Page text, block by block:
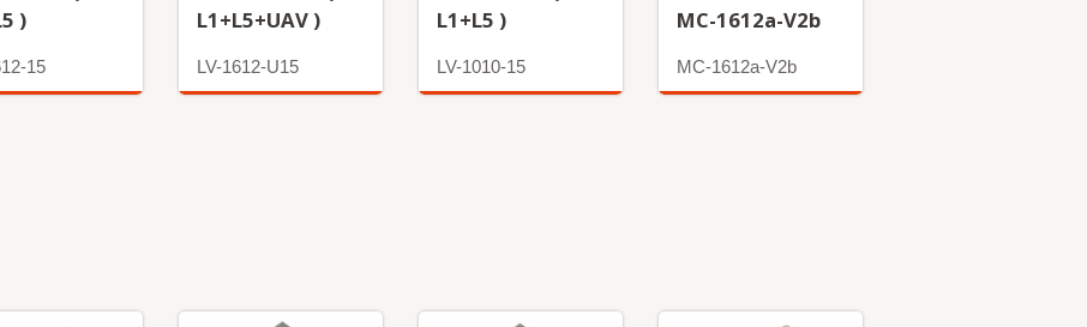
)
15
L1+L5+UAV )
LV-1612-U15
L1+L5 )
LV-1010-15
MC-1612a-V2b
MC-1612a-V2b